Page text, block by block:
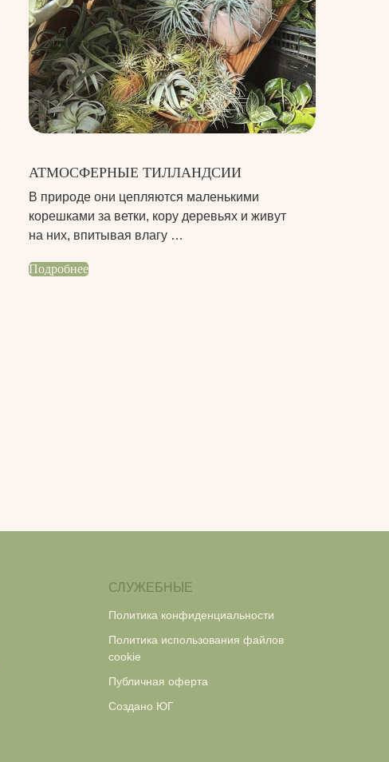
АТМОСФЕРНЫЕ ТИЛЛАНДСИИ
В природе они цепляются маленькими
корешками за ветки, кору деревьях и живут
на них, впитывая влагу …
Подробнее
СЛУЖЕБНЫЕ
Политика конфиденциальности
Политика использования файлов
cookie
Публичная оферта
Создано ЮГ